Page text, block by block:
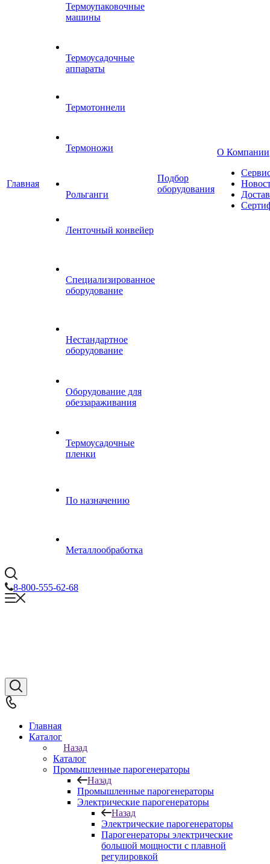
Главная
Термоупаковочные
машины
Термоусадочные
аппараты
Термотоннели
Термоножи
Рольганги
Ленточный конвейер
Специализированное
оборудование
Нестандартное
оборудование
Оборудование для
обеззараживания
Термоусадочные
пленки
По назначению
Металлообработка
Подбор
оборудования
О Компании
8-800-555-62-68
Главная
Каталог
Назад
Каталог
Промышленные парогенераторы
Назад
Промышленные парогенераторы
Электрические парогенераторы
Назад
Электрические парогенераторы
Парогенераторы электрические
большой мощности с плавной
регулировкой